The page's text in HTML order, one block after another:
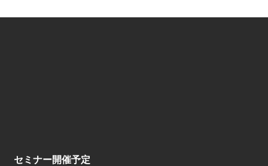
セミナー開催予定